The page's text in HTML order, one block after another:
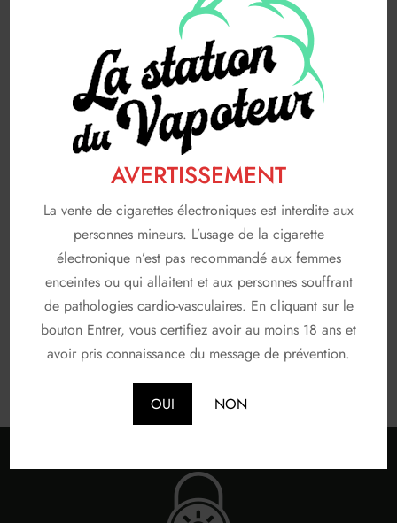
AVERTISSEMENT
La vente de cigarettes électroniques est interdite aux
personnes mineurs. L’usage de la cigarette
électronique n’est pas recommandé aux femmes
enceintes ou qui allaitent et aux personnes souffrant
de pathologies cardio-vasculaires. En cliquant sur le
bouton Entrer, vous certifiez avoir au moins 18 ans et
avoir pris connaissance du message de prévention.
OUI NON
FABRICANTS 116
A & L
AVAP 5
FRUIZEE 18
LIQUIDEO 68
SOLANA 3
T JUICE 3
Non classé
En stock